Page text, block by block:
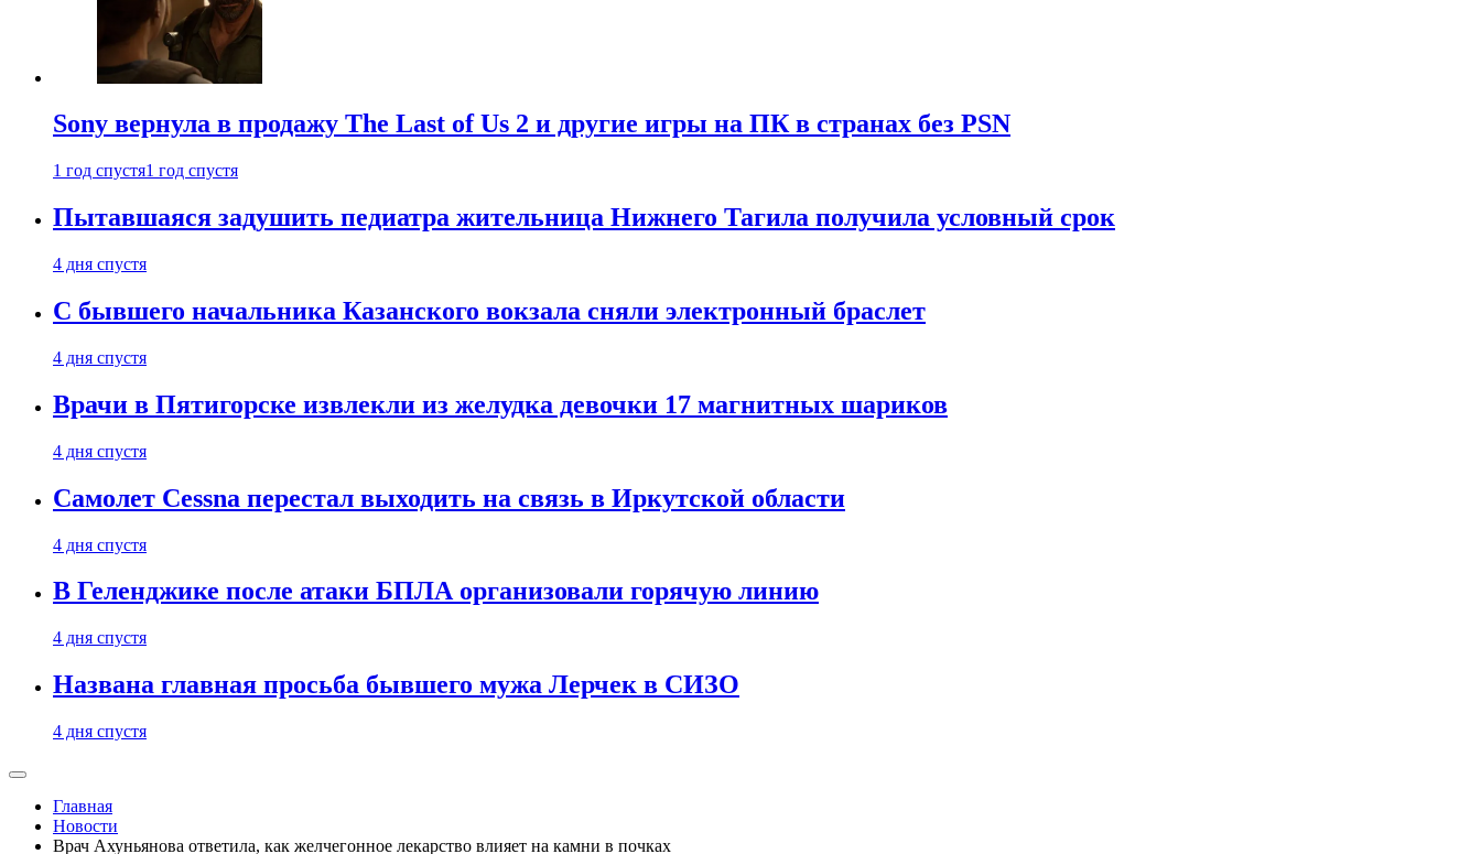
Sony вернула в продажу The Last of Us 2 и другие игры на ПК в странах без PSN
1 год спустя1 год спустя
Пытавшаяся задушить педиатра жительница Нижнего Тагила получила условный срок
4 дня спустя
С бывшего начальника Казанского вокзала сняли электронный браслет
4 дня спустя
Врачи в Пятигорске извлекли из желудка девочки 17 магнитных шариков
4 дня спустя
Самолет Cessna перестал выходить на связь в Иркутской области
4 дня спустя
В Геленджике после атаки БПЛА организовали горячую линию
4 дня спустя
Названа главная просьба бывшего мужа Лерчек в СИЗО
4 дня спустя
Главная
Новости
Врач Ахуньянова ответила, как желчегонное лекарство влияет на камни в почках